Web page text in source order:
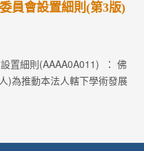
員會設置細則(第3版)
置細則(AAAA0A011) ： 佛
)為推動本法人轄下學術發展